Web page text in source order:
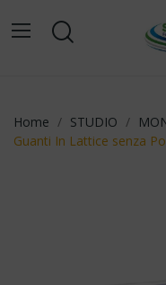
Home STUDIO
Guanti In Lattice senza